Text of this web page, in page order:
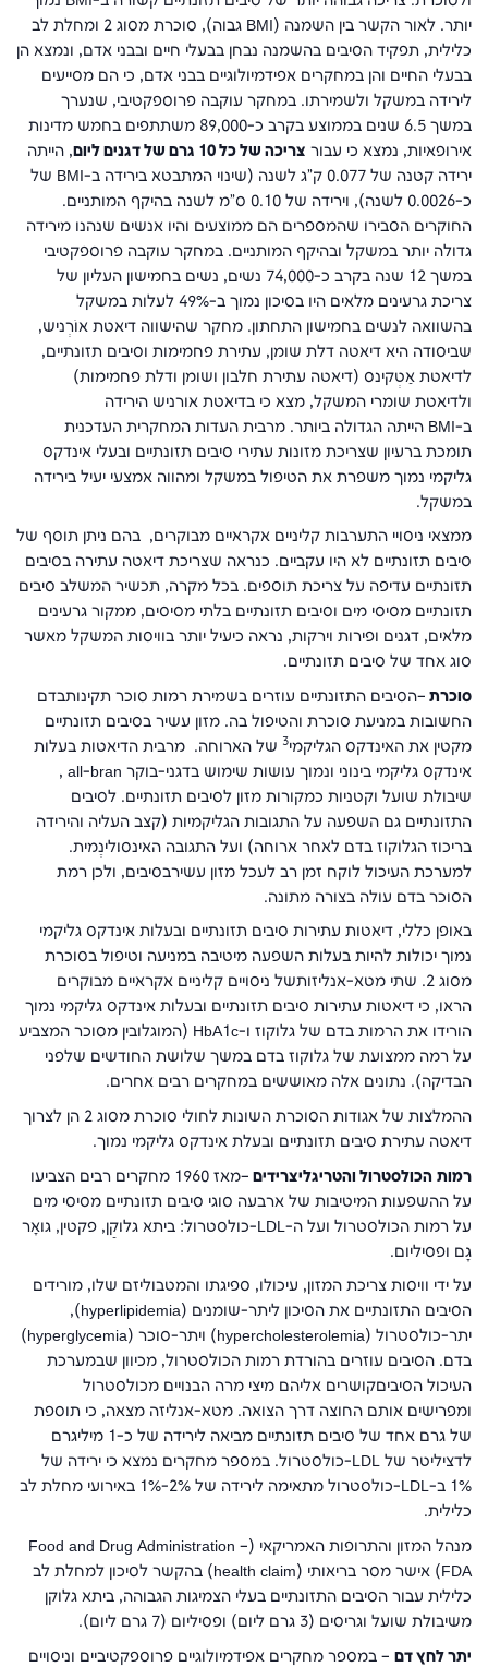
יותר. לאור הקשר בין השמנה (BMI
גבוה), סוכרת מסוג 2 ומחלת לב
כלילית, תפקיד הסיבים בהשמנה נבחן בבעלי חיים ובבני אדם, ונמצא הן
בבעלי החיים והן במחקרים אפידמיולוגיים בבני אדם, כי הם מסייעים
לירידה במשקל ולשמירתו. במחקר עוקבה פרוספקטיבי, שנערך
במשך 6.5 שנים בממוצע בקרב כ-89,000 משתתפים בחמש מדינות
אירופאיות, נמצא כי עבור צריכה של כל 10 גרם של דגנים ליום
, הייתה
ירידה קטנה של 0.077 ק"ג לשנה (שינוי המתבטא בירידה ב-
BMI של
כ-0.0026 לשנה), וירידה של 0.10 ס"מ לשנה בהיקף המותניים.
החוקרים הסבירו שהמספרים הם ממוצעים והיו אנשים שנהנו מירידה
גדולה יותר במשקל ובהיקף המותניים. במחקר עוקבה פרוספקטיבי
במשך 12 שנה בקרב כ-74,000 נשים, נשים בחמישון העליון של
צריכת גרעינים מלאים היו בסיכון נמוך ב-49% לעלות במשקל
בהשוואה לנשים בחמישון התחתון. מחקר שהישווה דיאטת אוֹרְניש,
שביסודה היא דיאטה דלת שומן, עתירת פחמימות וסיבים תזונתיים,
לדיאטת אַטְקינס (דיאטה עתירת חלבון ושומן ודלת פחמימות)
ולדיאטת שומרי המשקל, מצא כי בדיאטת אורניש הירידה
ב-BMI הייתה הגדולה ביותר. מרבית העדות המחקרית העדכנית
תומכת ברעיון שצריכת מזונות עתירי סיבים תזונתיים ובעלי אינדקס
גליקמי נמוך משפרת את הטיפול במשקל ומהווה אמצעי יעיל בירידה
במשקל.
ממצאי ניסויי התערבות קליניים אקראיים מבוקרים, בהם ניתן תוסף של
סיבים תזונתיים לא היו עקביים. כנראה שצריכת דיאטה עתירה בסיבים
תזונתיים עדיפה על צריכת תוספים. בכל מקרה, תכשיר המשלב סיבים
תזונתיים מסיסי מים וסיבים תזונתיים בלתי מסיסים, ממקור גרעינים
מלאים, דגנים ופירות וירקות, נראה כיעיל יותר בוויסות המשקל מאשר
סוג אחד של סיבים תזונתיים.
סוכרת –הסיבים התזונתיים עוזרים בשמירת רמות סוכר תקינותבדם
החשובות במניעת סוכרת והטיפול בה. מזון עשיר בסיבים תזונתיים
מקטין את האינדקס הגליקמי3 של הארוחה. מרבית הדיאטות בעלות
אינדקס גליקמי בינוני ונמוך עושות שימוש בדגני-בוקר all-bran
,
שיבולת שועל וקטניות כמקורות מזון לסיבים תזונתיים. לסיבים
התזונתיים גם השפעה על התגובות הגליקמיות (קצב העליה והירידה
בריכוז הגלוקוז בדם לאחר ארוחה) ועל התגובה האינסוּלינֶמית.
למערכת העיכול לוקח זמן רב לעכל מזון עשירבסיבים, ולכן רמת
הסוכר בדם עולה בצורה מתונה.
באופן כללי, דיאטות עתירות סיבים תזונתיים ובעלות אינדקס גליקמי
נמוך יכולות להיות בעלות השפעה מיטיבה במניעה וטיפול בסוכרת
מסוג 2. שתי מטא-אנליזותשל ניסויים קליניים אקראיים מבוקרים
הראו, כי דיאטות עתירות סיבים תזונתיים ובעלות אינדקס גליקמי נמוך
הורידו את הרמות בדם של גלוקוז ו-HbA1c (המוגלובין מסוכר המצביע
על רמה ממצועת של גלוקוז בדם במשך שלושת החודשים שלפני
הבדיקה). נתונים אלה מאוששים במחקרים רבים אחרים.
ההמלצות של אגודות הסוכרת השונות לחולי סוכרת מסוג 2 הן לצרוך
דיאטה עתירת סיבים תזונתיים ובעלת אינדקס גליקמי נמוך.
רמות הכולסטרול והטריגליצרידים
–מאז 1960 מחקרים רבים הצביעו
על ההשפעות המיטיבות של ארבעה סוגי סיבים תזונתיים מסיסי מים
על רמות הכולסטרול ועל ה-LDL-כולסטרול: ביתא גלוּקַן, פקטין, גוּאָר
גָם ופסיליום.
על ידי וויסות צריכת המזון, עיכולו, ספיגתו והמטבוליזם שלו, מורידים
הסיבים התזונתיים את הסיכון ליתר-שומנים (hyperlipidemia
),
יתר-כולסטרול (hypercholesterolemia) ויתר-סוכר (hyperglycemia
)
בדם. הסיבים עוזרים בהורדת רמות הכולסטרול, מכיוון שבמערכת
העיכול הסיביםקושרים אליהם מיצי מרה הבנויים מכולסטרול
ומפרישים אותם החוצה דרך הצואה. מטא-אנליזה מצאה, כי תוספת
של גרם אחד של סיבים תזונתיים מביאה לירידה של כ-1 מיליגרם
לדציליטר של LDL-כולסטרול. במספר מחקרים נמצא כי ירידה של
1% ב-
LDL
-כולסטרול מתאימה לירידה של 2%-1% באירועי מחלת לב
כלילית.
מנהל המזון והתרופות האמריקאי (Food and Drug Administration –
FDA ) אישר מסר בריאותי (health claim ) בהקשר לסיכון למחלת לב
כלילית עבור הסיבים התזונתיים בעלי הצמיגות הגבוהה, ביתא גלוקן
משיבולת שועל וגריסים (3 גרם ליום) ופסיליום (7 גרם ליום).
יתר לחץ דם – במספר מחקרים אפידמיולוגיים פרוספקטיביים וניסויים